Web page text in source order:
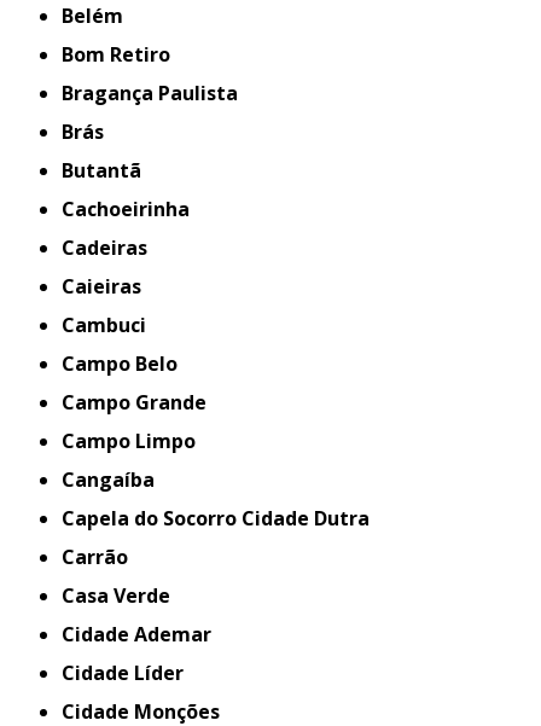
Belém
Bom Retiro
Bragança Paulista
Brás
Butantã
Cachoeirinha
Cadeiras
Caieiras
Cambuci
Campo Belo
Campo Grande
Campo Limpo
Cangaíba
Capela do Socorro Cidade Dutra
Carrão
Casa Verde
Cidade Ademar
Cidade Líder
Cidade Monções